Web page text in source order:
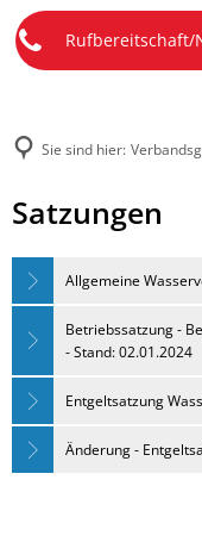
Menü
Rufbereitschaft/
Sie sind hier:
Satzungen
Satzungen
Allgemeine
Betriebssatzung -
- Stand: 02.01.2024
Entgeltsatzung
Änderung -